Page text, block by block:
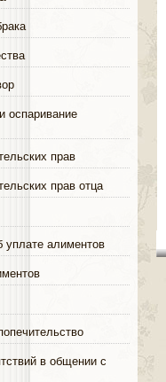
оспаривание
прав
прав отца
уплате алиментов
в общении с